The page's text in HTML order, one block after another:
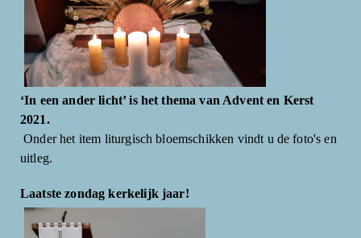
‘In een ander licht’ is het thema van Advent en Kerst
2021.
Onder het item liturgisch bloemschikken vindt u de foto's en
uitleg.
Laatste zondag kerkelijk jaar!